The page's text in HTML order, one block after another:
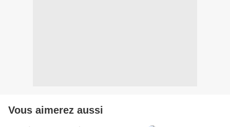
Vous aimerez aussi